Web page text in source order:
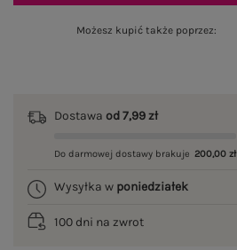
Możesz kupić także poprzez:
Dostawa od 7,99 zł
Do darmowej dostawy brakuje 200,00 zł
Wysyłka w poniedziałek
100 dni na zwrot